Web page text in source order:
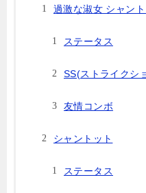
過激な淑女 シャン
ステータス
SS(ストライクシ
友情コンボ
シャントット
ステータス